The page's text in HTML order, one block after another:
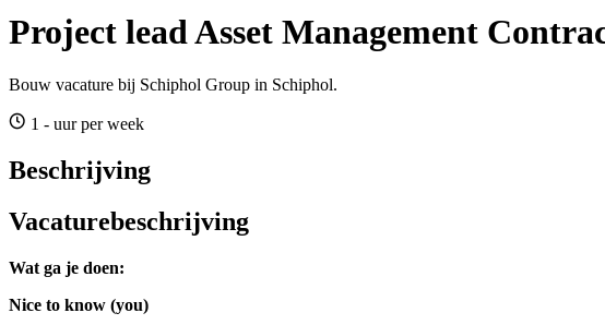
Project lead Asset Management
Bouw vacature bij Schiphol Group in Schiphol.
1 - uur per week
Beschrijving
Vacaturebeschrijving
Wat ga je doen:
Nice to know (you)